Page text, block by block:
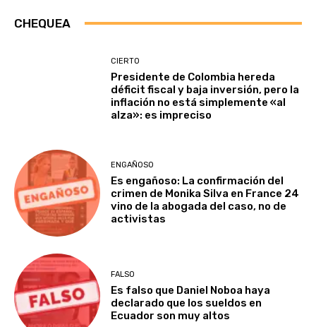
CHEQUEA
CIERTO
Presidente de Colombia hereda
déficit fiscal y baja inversión, pero la
inflación no está simplemente «al
alza»: es impreciso
ENGAÑOSO
Es engañoso: La confirmación del
crimen de Monika Silva en France 24
vino de la abogada del caso, no de
activistas
FALSO
Es falso que Daniel Noboa haya
declarado que los sueldos en
Ecuador son muy altos